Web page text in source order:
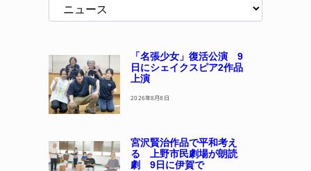
「名張少女」復活公演 9
日にシェイクスピア2作品
上演
2026年8月8日
宮沢賢治作品で平和考え
る 上野市民劇場が朗読
劇 9日に伊賀で